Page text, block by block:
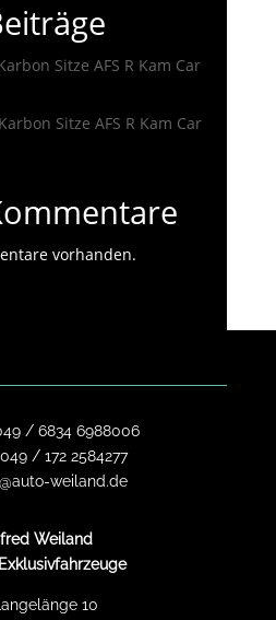
Sitze AFS R Kam Car
Sitze AFS R Kam Car
vorhanden.
/ 6834 6988006
/ 172 2584277
weiland.de
Weiland
10